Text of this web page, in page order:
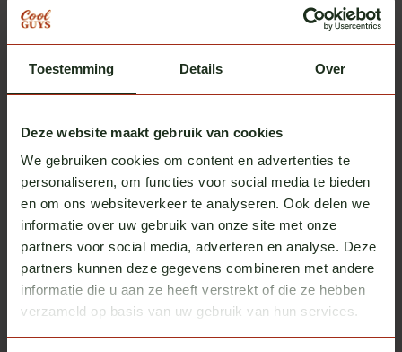
Toestemming Details Over
Deze website maakt gebruik van cookies
We gebruiken cookies om content en advertenties te
personaliseren, om functies voor social media te bieden
en om ons websiteverkeer te analyseren. Ook delen we
informatie over uw gebruik van onze site met onze
partners voor social media, adverteren en analyse. Deze
partners kunnen deze gegevens combineren met andere
informatie die u aan ze heeft verstrekt of die ze hebben
verzameld op basis van uw gebruik van hun services.
€545,00
XG+
Op voorraad
Heb je vragen over dit product?
Of heb je hulp nodig bij het bestellen? We helpen je
graag!
neem contact op met ons